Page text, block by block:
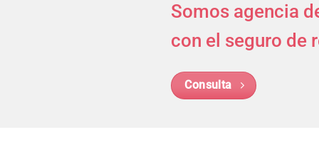
Somos agencia
con el seguro de
Consulta